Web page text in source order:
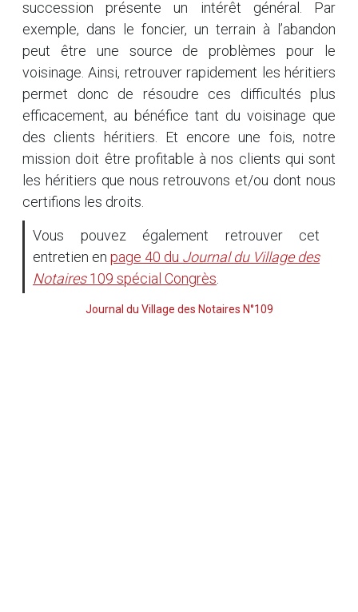
succession présente un intérêt général. Par
exemple, dans le foncier, un terrain à l’abandon
peut être une source de problèmes pour le
voisinage. Ainsi, retrouver rapidement les héritiers
permet donc de résoudre ces difficultés plus
efficacement, au bénéfice tant du voisinage que
des clients héritiers. Et encore une fois, notre
mission doit être profitable à nos clients qui sont
les héritiers que nous retrouvons et/ou dont nous
certifions les droits.
Vous pouvez également retrouver cet
entretien en page 40 du Journal du Village des
Notaires109 spécial Congrès
Journal du Village des Notaires N°109